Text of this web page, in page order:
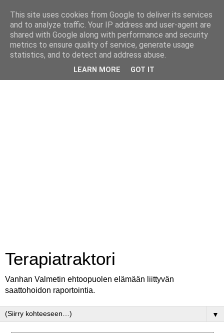
Terapiatraktori
Vanhan Valmetin ehtoopuolen elämään liittyvän
saattohoidon raportointia.
▼
This site uses cookies from Google to deliver its services
and to analyze traffic. Your IP address and user-agent are
shared with Google along with performance and security
metrics to ensure quality of service, generate usage
statistics, and to detect and address abuse.
LEARN MORE GOT IT